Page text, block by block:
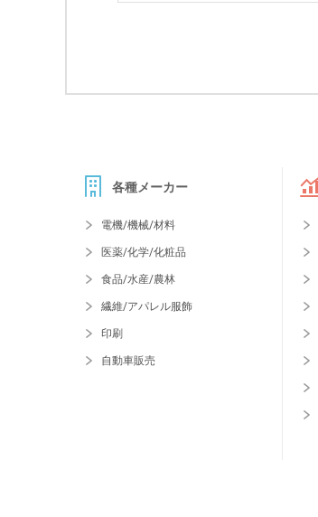
各種メーカー
電機/機械/材料
医薬/化学/化粧品
食品/水産/農林
繊維/アパレル服飾
印刷
自動車販売